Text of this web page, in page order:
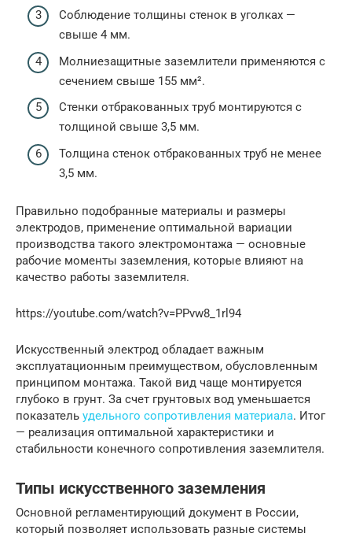
Соблюдение толщины стенок в уголках —
свыше 4 мм.
Молниезащитные заземлители применяются с
сечением свыше 155 мм².
Стенки отбракованных труб монтируются с
толщиной свыше 3,5 мм.
Толщина стенок отбракованных труб не менее
3,5 мм.
Правильно подобранные материалы и размеры
электродов, применение оптимальной вариации
производства такого электромонтажа — основные
рабочие моменты заземления, которые влияют на
качество работы заземлителя.
https://youtube.com/watch?v=PPvw8_1rl94
Искусственный электрод обладает важным
эксплуатационным преимуществом, обусловленным
принципом монтажа. Такой вид чаще монтируется
глубоко в грунт. За счет грунтовых вод уменьшается
показатель удельного сопротивления материала. Итог
— реализация оптимальной характеристики и
стабильности конечного сопротивления заземлителя.
Типы искусственного заземления
Основной регламентирующий документ в России,
который позволяет использовать разные системы